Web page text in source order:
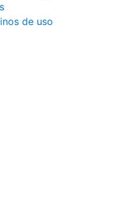
de uso